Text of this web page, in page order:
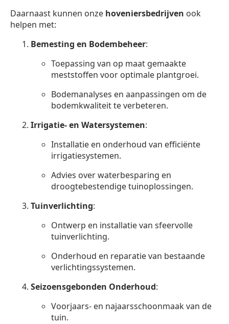
Daarnaast kunnen onze hoveniersbedrijven ook
helpen met:
Bemesting en Bodembeheer:
Toepassing van op maat gemaakte
meststoffen voor optimale plantgroei.
Bodemanalyses en aanpassingen om de
bodemkwaliteit te verbeteren.
Irrigatie- en Watersystemen:
Installatie en onderhoud van efficiënte
irrigatiesystemen.
Advies over waterbesparing en
droogtebestendige tuinoplossingen.
Tuinverlichting:
Ontwerp en installatie van sfeervolle
tuinverlichting.
Onderhoud en reparatie van bestaande
verlichtingssystemen.
Seizoensgebonden Onderhoud:
Voorjaars- en najaarsschoonmaak van de
tuin.